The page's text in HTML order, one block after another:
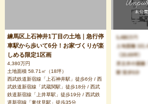
練馬区上石神井1丁目の土地｜急行停
車駅から歩いて6分！お家づくりが楽
しめる限定1区画
4,380万円
土地面積 58.71㎡（18坪）
西武鉄道新宿線「上石神井駅」徒歩6分 / 西
武鉄道新宿線「武蔵関駅」徒歩18分 / 西武
鉄道新宿線「上井草駅」徒歩19分 / 西武鉄
道新宿線「東伏見駅」徒歩35分
リ
ア
を
選
択
中
野
杉
並
吉
祥